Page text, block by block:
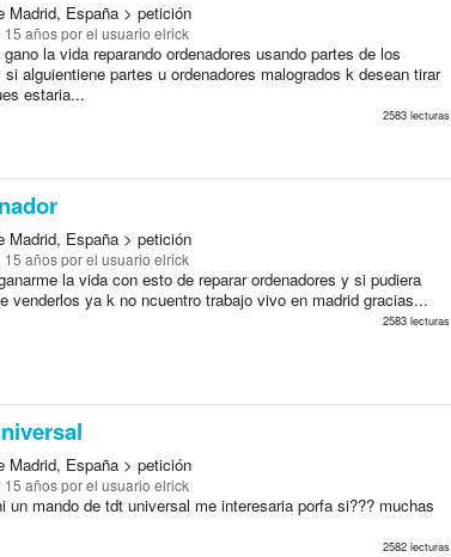
Madrid, España > petición
15 añospor el usuario elrick
la vida reparando ordenadores usando partes de los
alguientiene partes u ordenadores malogrados k desean tirar
estaria...
2583 lecturas
Madrid, España > petición
15 añospor el usuario elrick
la vida con esto de reparar ordenadores y si pudiera
venderlos ya k no ncuentro trabajo vivo en madrid gracias...
2583 lecturas
Madrid, España > petición
15 añospor el usuario elrick
un mando de tdt universal me interesaria porfa si??? muchas
2582 lecturas